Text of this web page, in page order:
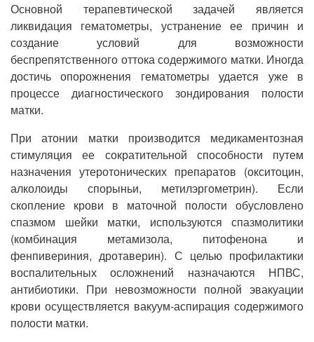
Основной терапевтической задачей является
ликвидация гематометры, устранение ее причин и
создание условий для возможности
беспрепятственного оттока содержимого матки. Иногда
достичь опорожнения гематометры удается уже в
процессе диагностического зондирования полости
матки.
При атонии матки производится медикаментозная
стимуляция ее сократительной способности путем
назначения утеротонических препаратов (окситоцин,
алколоиды спорыньи, метилэргометрин). Если
скопление крови в маточной полости обусловлено
спазмом шейки матки, используются спазмолитики
(комбинация метамизола, питофенона и
фенпивериния, дротаверин). С целью профилактики
воспалительных осложнений назначаются НПВС,
антибиотики. При невозможности полной эвакуации
крови осуществляется вакуум-аспирация содержимого
полости матки.